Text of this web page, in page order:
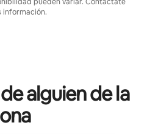
información.
alguien de la